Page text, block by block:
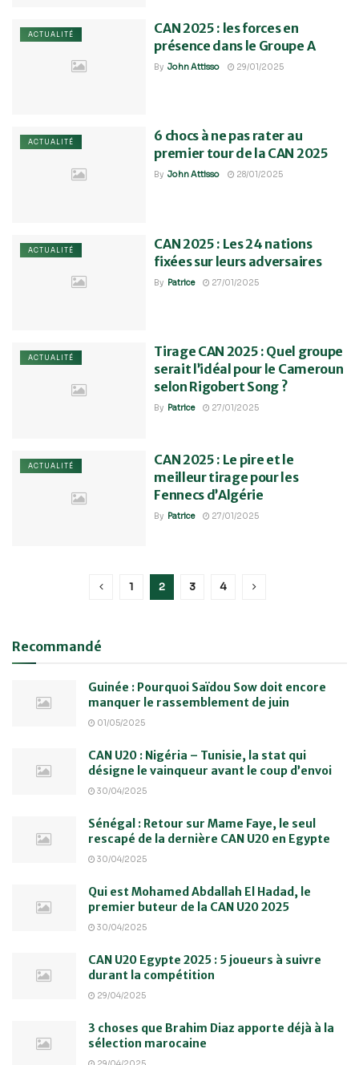
ACTUALITÉ
CAN 2025 : les forces en
présence dans le Groupe A
By John Attisso 29/01/2025
ACTUALITÉ
6 chocs à ne pas rater au
premier tour de la CAN 2025
By John Attisso 28/01/2025
ACTUALITÉ
CAN 2025 : Les 24 nations
fixées sur leurs adversaires
By Patrice 27/01/2025
ACTUALITÉ
Tirage CAN 2025 : Quel groupe
serait l’idéal pour le Cameroun
selon Rigobert Song ?
By Patrice 27/01/2025
ACTUALITÉ
CAN 2025 : Le pire et le
meilleur tirage pour les
Fennecs d’Algérie
By Patrice 27/01/2025
1 2 3 4
Recommandé
Guinée : Pourquoi Saïdou Sow doit encore
manquer le rassemblement de juin
01/05/2025
CAN U20 : Nigéria – Tunisie, la stat qui
désigne le vainqueur avant le coup d’envoi
30/04/2025
Sénégal : Retour sur Mame Faye, le seul
rescapé de la dernière CAN U20 en Egypte
30/04/2025
Qui est Mohamed Abdallah El Hadad, le
premier buteur de la CAN U20 2025
30/04/2025
CAN U20 Egypte 2025 : 5 joueurs à suivre
durant la compétition
29/04/2025
3 choses que Brahim Diaz apporte déjà à la
sélection marocaine